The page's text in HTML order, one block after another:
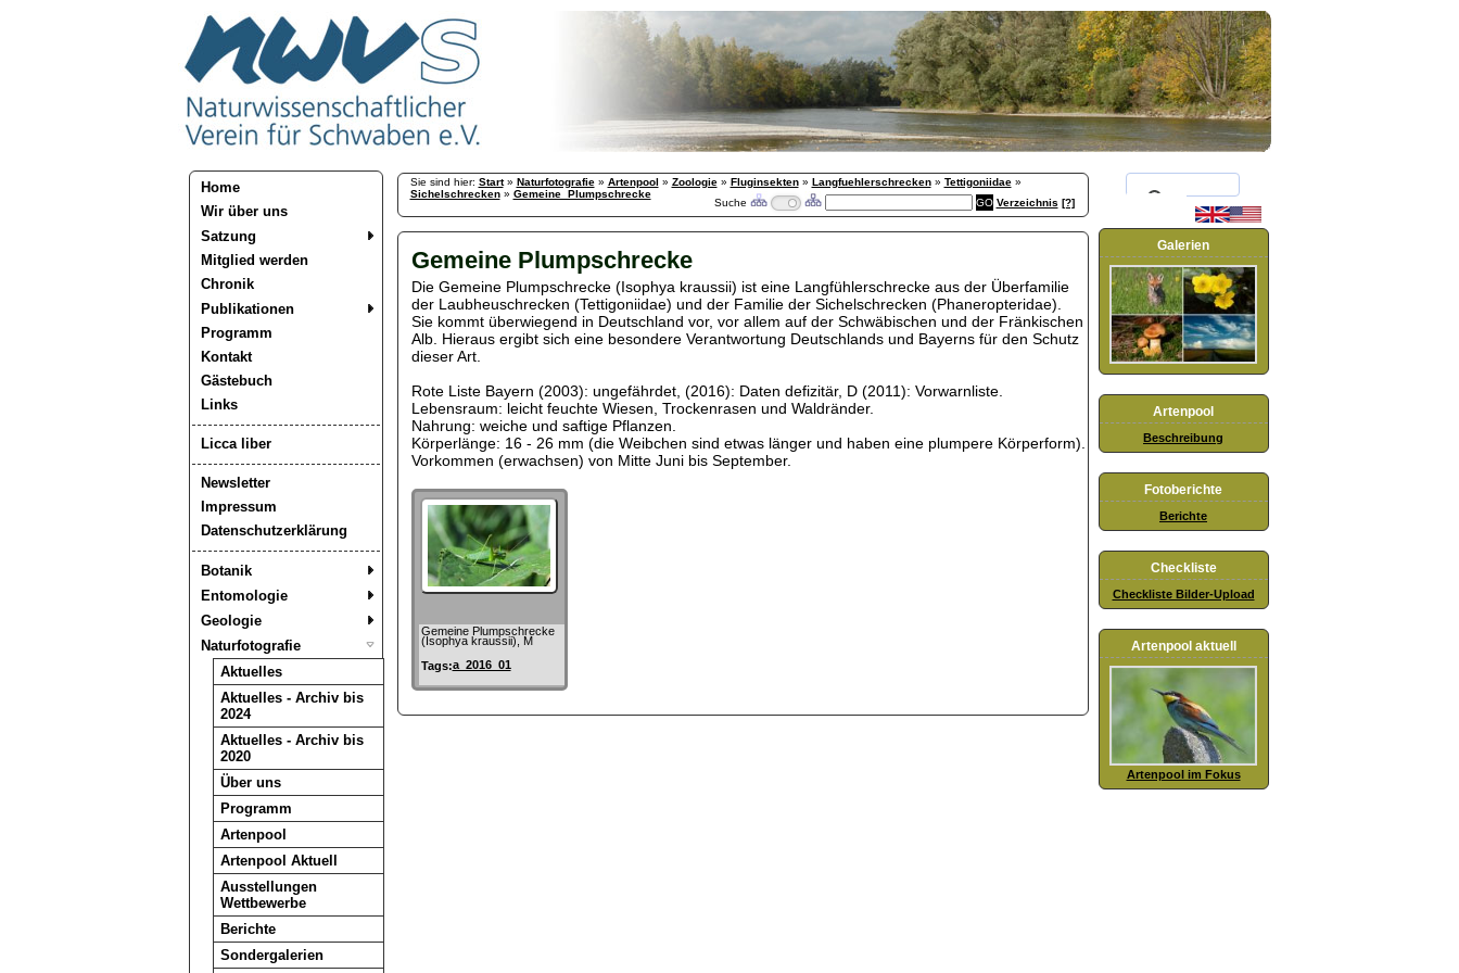
Home
Wir über uns
Satzung
Mitglied werden
Chronik
Publikationen
Programm
Kontakt
Gästebuch
Links
Licca liber
Newsletter
Impressum
Datenschutzerklärung
Botanik
Entomologie
Geologie
Naturfotografie
Aktuelles
Aktuelles - Archiv bis
2024
Aktuelles - Archiv bis
2020
Über uns
Programm
Artenpool
Artenpool Aktuell
Ausstellungen
Wettbewerbe
Berichte
Sondergalerien
Sie sind hier: Start» Naturfotografie» Artenpool » Zoologie» Fluginsekten» Langfuehlerschrecken» Tettigoniidae»
Sichelschrecken» Gemeine_Plumpschrecke
Suche Verzeichnis [?]
Gemeine Plumpschrecke
Die Gemeine Plumpschrecke (Isophya kraussii) ist eine Langfühlerschrecke aus der Überfamilie
der Laubheuschrecken (Tettigoniidae) und der Familie der Sichelschrecken (Phaneropteridae).
Sie kommt überwiegend in Deutschland vor, vor allem auf der Schwäbischen und der Fränkischen
Alb. Hieraus ergibt sich eine besondere Verantwortung Deutschlands und Bayerns für den Schutz
dieser Art.
Rote Liste Bayern (2003): ungefährdet, (2016): Daten defizitär, D (2011): Vorwarnliste.
Lebensraum: leicht feuchte Wiesen, Trockenrasen und Waldränder.
Nahrung: weiche und saftige Pflanzen.
Körperlänge: 16 - 26 mm (die Weibchen sind etwas länger und haben eine plumpere Körperform).
Vorkommen (erwachsen) von Mitte Juni bis September.
Gemeine Plumpschrecke
(Isophya kraussii), M
Tags:a_2016_01
Galerien
Artenpool
Beschreibung
Fotoberichte
Berichte
Checkliste
Checkliste Bilder-Upload
Artenpool aktuell
Artenpool im Fokus